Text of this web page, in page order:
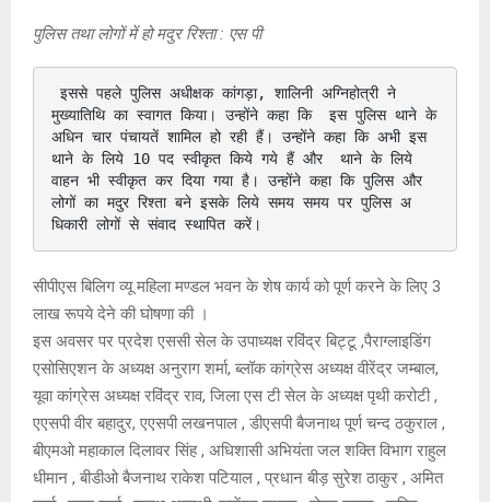
पुलिस तथा लोगों में हो मदुर रिश्ता : एस पी
मुख्यातिथि का स्वागत किया। उन्होंने कहा कि  इस पुलिस थाने के
अधिन चार पंचायतें शामिल हो रही हैं। उन्होंने कहा कि अभी इस
थाने के लिये 10 पद स्वीकृत किये गये हैं और  थाने के लिये
वाहन भी स्वीकृत कर दिया गया है। उन्होंने कहा कि पुलिस और
लोगों का मदुर रिश्ता बने इसके लिये समय समय पर पुलिस अ
धिकारी लोगों से संवाद स्थापित करें।
सीपीएस बिलिग व्यू महिला मण्डल भवन के शेष कार्य को पूर्ण करने के लिए 3
लाख रूपये देने की घोषणा की ।
इस अवसर पर प्रदेश एससी सेल के उपाध्यक्ष रविंद्र बिट्टू ,पैराग्लाइडिंग
एसोसिएशन के अध्यक्ष अनुराग शर्मा, ब्लॉक कांग्रेस अध्यक्ष वीरेंद्र जम्बाल,
यूवा कांग्रेस अध्यक्ष रविंद्र राव, जिला एस टी सेल के अध्यक्ष पृथी करोटी ,
एएसपी वीर बहादुर, एएसपी लखनपाल , डीएसपी बैजनाथ पूर्ण चन्द ठकुराल ,
बीएमओ महाकाल दिलावर सिंह , अधिशासी अभियंता जल शक्ति विभाग राहुल
धीमान , बीडीओ बैजनाथ राकेश पटियाल , प्रधान बीड़ सुरेश ठाकुर , अमित